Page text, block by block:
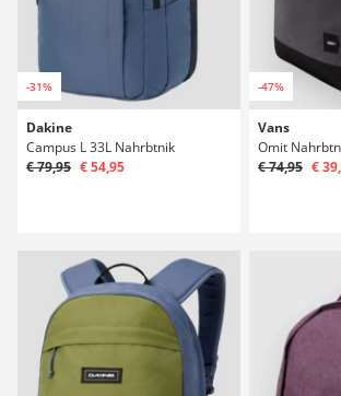
-31%
Dakine
Campus L 33L Nahrbtnik
€ 79,95 € 54,95
-47%
Vans
Omit
€ 74,95 €